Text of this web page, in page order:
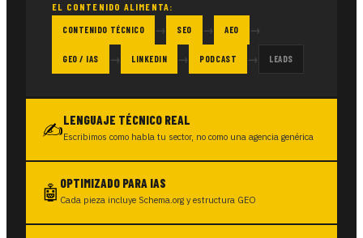
EL CONTENIDO ALIMENTA:
CONTENIDO TÉCNICO → SEO → AEO →
GEO / IAS → LINKEDIN → PODCAST → LEADS
✍️LENGUAJE TÉCNICO REAL
Escribimos como habla tu sector, no como una agencia genérica
🤖 OPTIMIZADO PARA IAS
Cada pieza incluye Schema.org y estructura GEO